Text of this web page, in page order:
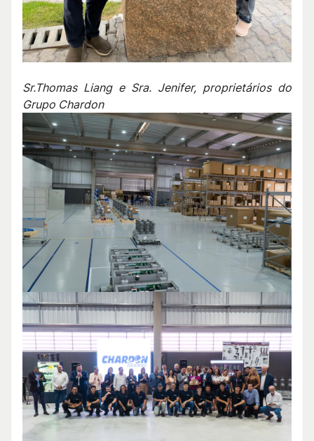
Sr.Thomas Liang e Sra. Jenifer, proprietários do
Grupo Chardon